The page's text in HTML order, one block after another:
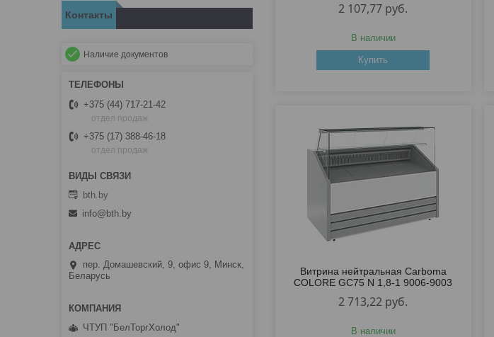
2 107,77 руб.
В наличии
Купить
Витрина нейтральная Carboma
COLORE GC75 N 1,8-1 9006-9003
2 713,22 руб.
В наличии
Контакты
Наличие документов
+375 (44) 717-21-42
отдел продаж
+375 (17) 388-46-18
отдел продаж
bth.by
info@bth.by
пер. Домашевский, 9, офис 9, Минск,
Беларусь
ЧТУП "БелТоргХолод"